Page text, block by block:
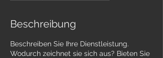
Beschreibung
Beschreiben Sie Ihre Dienstleistung.
Wodurch zeichnet sie sich aus? Bieten Sie